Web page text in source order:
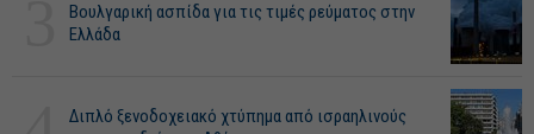
Βουλγαρική ασπίδα για τις τιμές ρεύματος στην
Ελλάδα
Διπλό ξενοδοχειακό χτύπημα από ισραηλινούς